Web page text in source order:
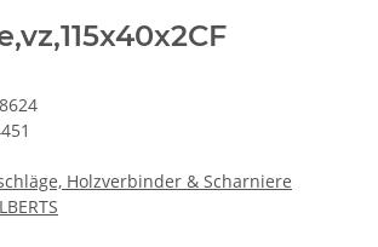
Holzverbinder & Scharniere